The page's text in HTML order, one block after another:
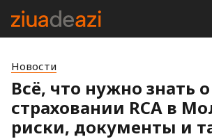
Новости
Всё, что нужно знать о
страховании RCA в
риски, документы и